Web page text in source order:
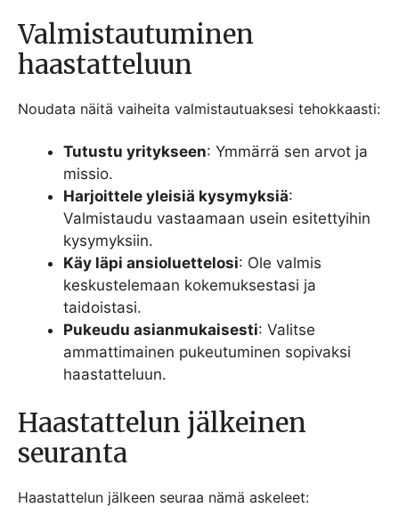
Valmistautuminen
haastatteluun
Noudata näitä vaiheita valmistautuaksesi tehokkaasti:
Tutustu yritykseen: Ymmärrä sen arvot ja
missio.
Harjoittele yleisiä kysymyksiä:
Valmistaudu vastaamaan usein esitettyihin
kysymyksiin.
Käy läpi ansioluettelosi: Ole valmis
keskustelemaan kokemuksestasi ja
taidoistasi.
Pukeudu asianmukaisesti: Valitse
ammattimainen pukeutuminen sopivaksi
haastatteluun.
Haastattelun jälkeinen
seuranta
Haastattelun jälkeen seuraa nämä askeleet: